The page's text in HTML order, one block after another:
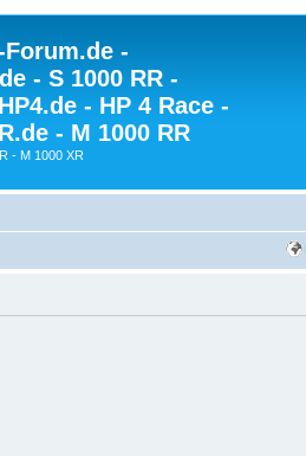
Forum.de -
- S 1000 RR -
- HP 4 Race -
- M 1000 RR
- M 1000 XR